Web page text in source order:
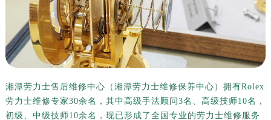
湘潭劳力士售后维修中心（湘潭劳力士维修保养中心）拥有Rolex
劳力士维修专家30余名，其中高级手法顾问3名、高级技师10名，
初级、中级技师10余名，现已形成了全国专业的劳力士维修服务